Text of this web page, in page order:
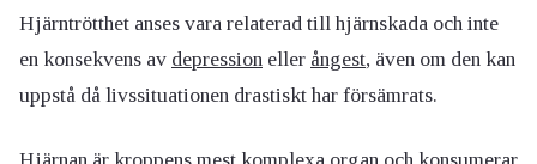
Hjärntrötthet anses vara relaterad till hjärnskada och inte
en konsekvens av depression eller ångest, även om den kan
uppstå då livssituationen drastiskt har försämrats.
Hjärnan är kroppens mest komplexa organ och konsumerar